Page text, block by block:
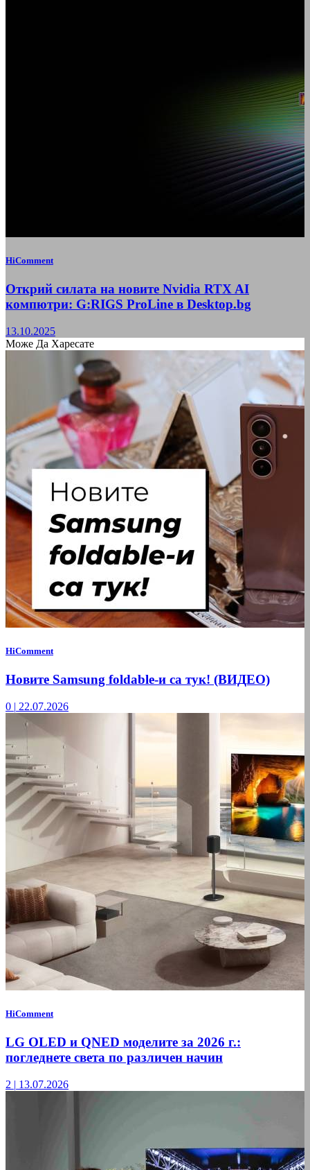
HiComment
Открий силата на новите Nvidia RTX AI
компютри: G:RIGS ProLine в Desktop.bg
13.10.2025
Може Да Харесате
HiComment
Новите Samsung foldable-и са тук! (ВИДЕО)
0 | 22.07.2026
HiComment
LG OLED и QNED моделите за 2026 г.:
погледнете света по различен начин
2 | 13.07.2026